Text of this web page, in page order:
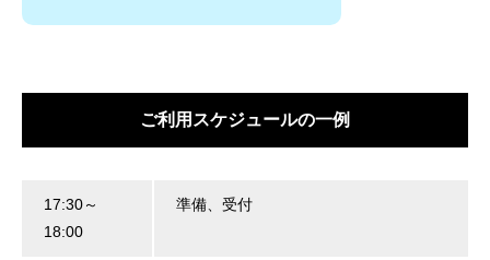
ご利用スケジュールの一例
17:30～
18:00
準備、受付